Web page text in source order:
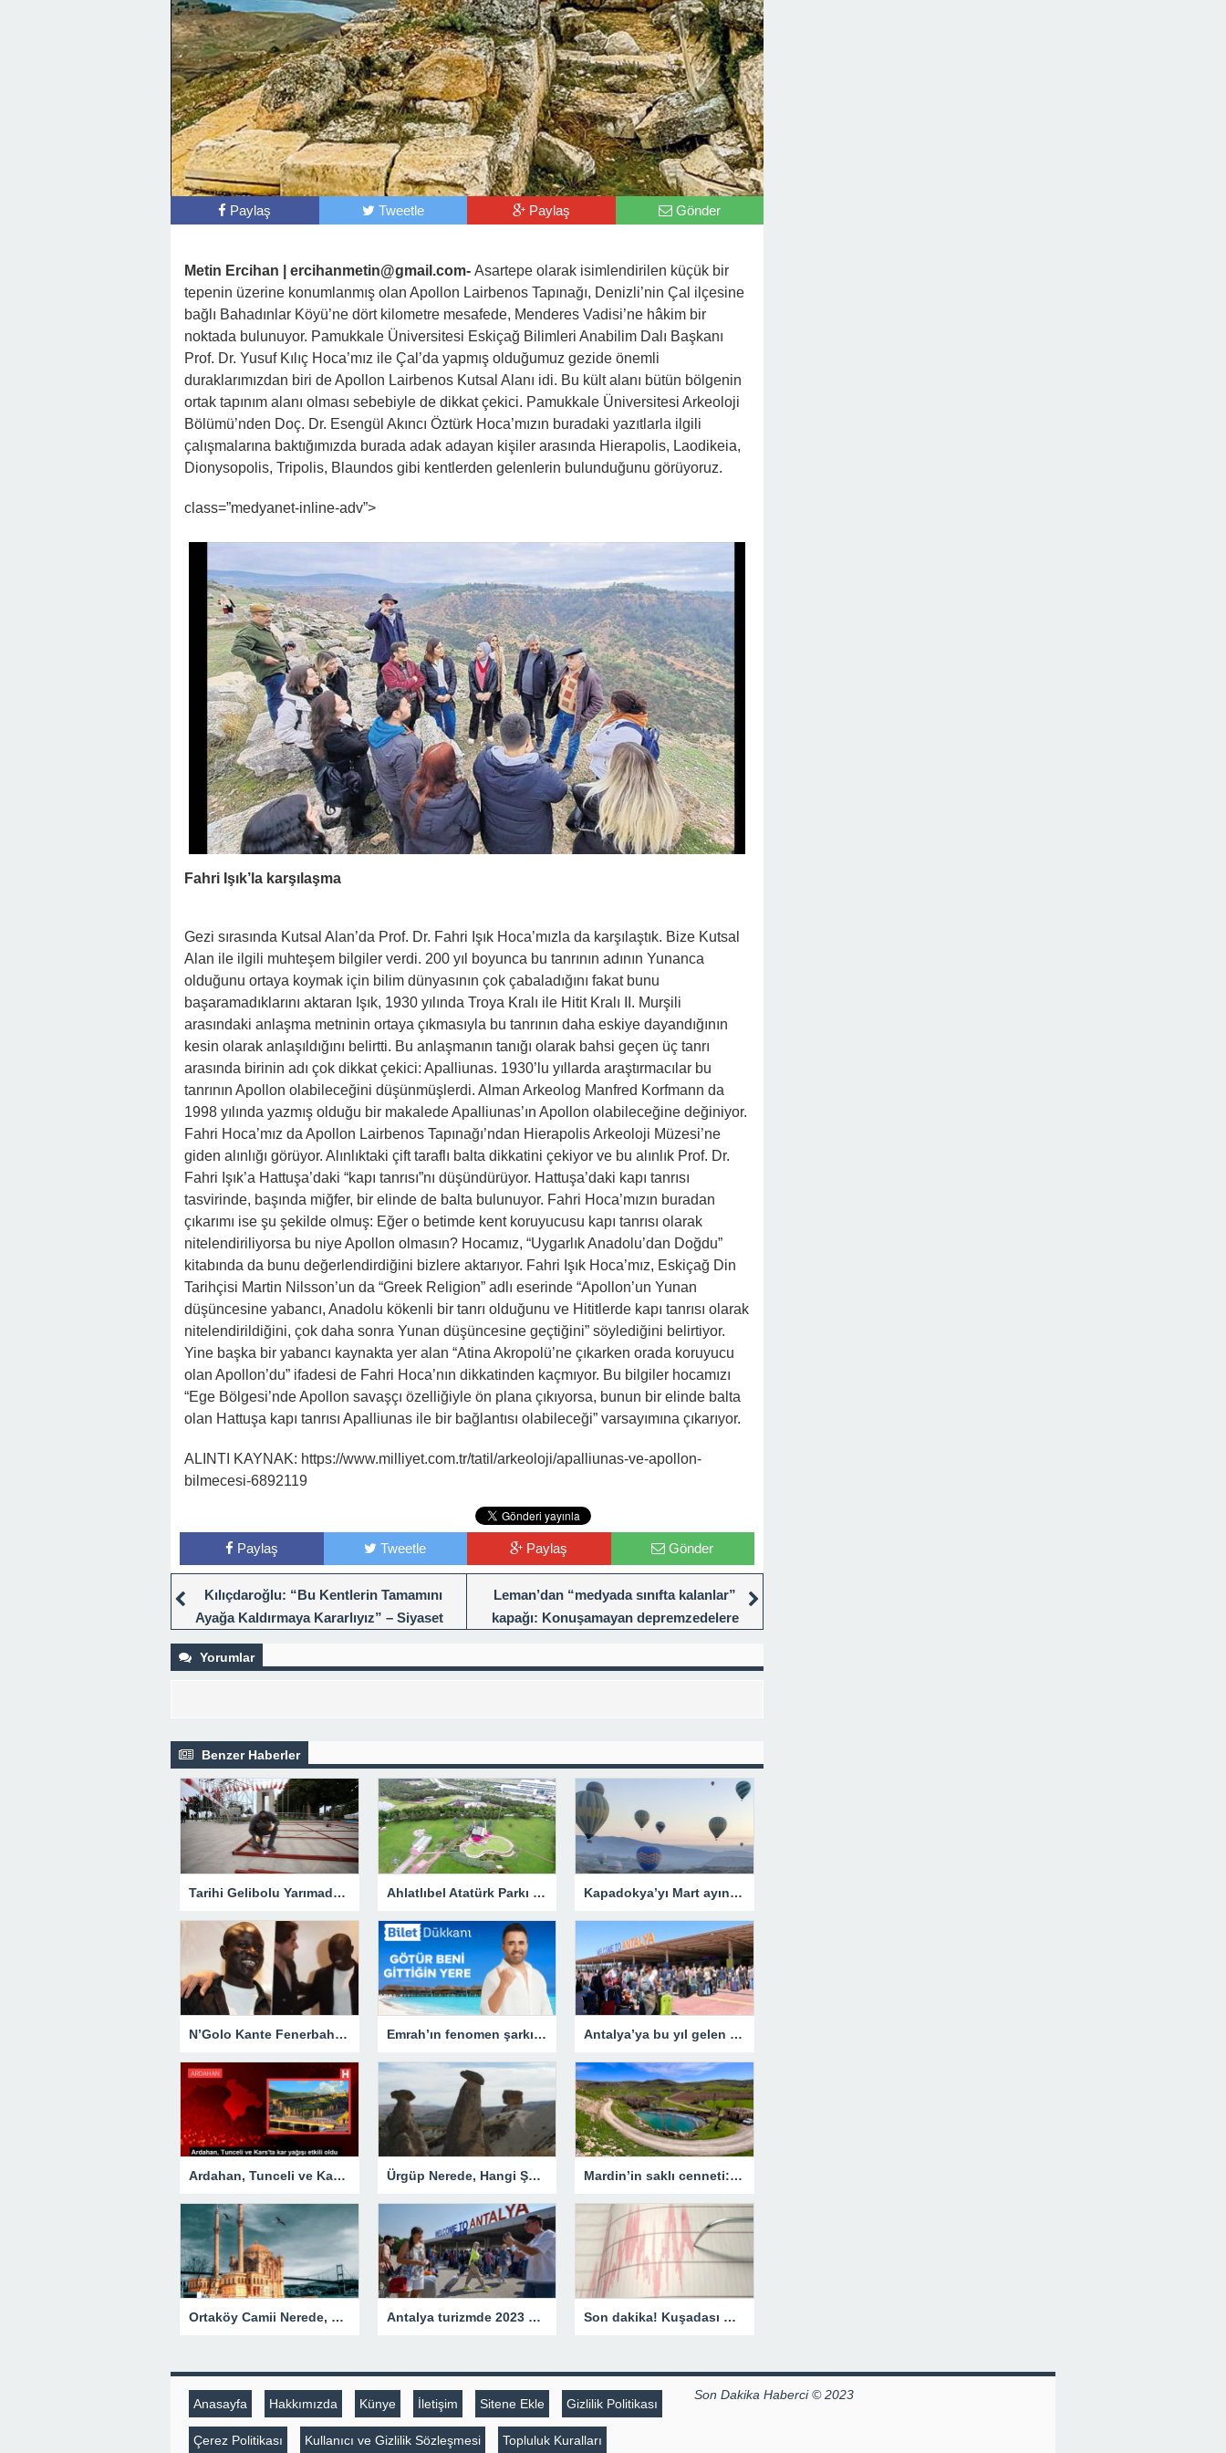
Paylaş Tweetle Paylaş Gönder
Metin Ercihan | ercihanmetin@gmail.com- Asartepe olarak isimlendirilen küçük bir
tepenin üzerine konumlanmış olan Apollon Lairbenos Tapınağı, Denizli’nin Çal ilçesine
bağlı Bahadınlar Köyü’ne dört kilometre mesafede, Menderes Vadisi’ne hâkim bir
noktada bulunuyor. Pamukkale Üniversitesi Eskiçağ Bilimleri Anabilim Dalı Başkanı
Prof. Dr. Yusuf Kılıç Hoca’mız ile Çal’da yapmış olduğumuz gezide önemli
duraklarımızdan biri de Apollon Lairbenos Kutsal Alanı idi. Bu kült alanı bütün bölgenin
ortak tapınım alanı olması sebebiyle de dikkat çekici. Pamukkale Üniversitesi Arkeoloji
Bölümü’nden Doç. Dr. Esengül Akıncı Öztürk Hoca’mızın buradaki yazıtlarla ilgili
çalışmalarına baktığımızda burada adak adayan kişiler arasında Hierapolis, Laodikeia,
Dionysopolis, Tripolis, Blaundos gibi kentlerden gelenlerin bulunduğunu görüyoruz.
class=”medyanet-inline-adv”>
Fahri Işık’la karşılaşma
Gezi sırasında Kutsal Alan’da Prof. Dr. Fahri Işık Hoca’mızla da karşılaştık. Bize Kutsal
Alan ile ilgili muhteşem bilgiler verdi. 200 yıl boyunca bu tanrının adının Yunanca
olduğunu ortaya koymak için bilim dünyasının çok çabaladığını fakat bunu
başaramadıklarını aktaran Işık, 1930 yılında Troya Kralı ile Hitit Kralı II. Murşili
arasındaki anlaşma metninin ortaya çıkmasıyla bu tanrının daha eskiye dayandığının
kesin olarak anlaşıldığını belirtti. Bu anlaşmanın tanığı olarak bahsi geçen üç tanrı
arasında birinin adı çok dikkat çekici: Apalliunas. 1930’lu yıllarda araştırmacılar bu
tanrının Apollon olabileceğini düşünmüşlerdi. Alman Arkeolog Manfred Korfmann da
1998 yılında yazmış olduğu bir makalede Apalliunas’ın Apollon olabileceğine değiniyor.
Fahri Hoca’mız da Apollon Lairbenos Tapınağı’ndan Hierapolis Arkeoloji Müzesi’ne
giden alınlığı görüyor. Alınlıktaki çift taraflı balta dikkatini çekiyor ve bu alınlık Prof. Dr.
Fahri Işık’a Hattuşa’daki “kapı tanrısı”nı düşündürüyor. Hattuşa’daki kapı tanrısı
tasvirinde, başında miğfer, bir elinde de balta bulunuyor. Fahri Hoca’mızın buradan
çıkarımı ise şu şekilde olmuş: Eğer o betimde kent koruyucusu kapı tanrısı olarak
nitelendiriliyorsa bu niye Apollon olmasın? Hocamız, “Uygarlık Anadolu’dan Doğdu”
kitabında da bunu değerlendirdiğini bizlere aktarıyor. Fahri Işık Hoca’mız, Eskiçağ Din
Tarihçisi Martin Nilsson’un da “Greek Religion” adlı eserinde “Apollon’un Yunan
düşüncesine yabancı, Anadolu kökenli bir tanrı olduğunu ve Hititlerde kapı tanrısı olarak
nitelendirildiğini, çok daha sonra Yunan düşüncesine geçtiğini” söylediğini belirtiyor.
Yine başka bir yabancı kaynakta yer alan “Atina Akropolü’ne çıkarken orada koruyucu
olan Apollon’du” ifadesi de Fahri Hoca’nın dikkatinden kaçmıyor. Bu bilgiler hocamızı
“Ege Bölgesi’nde Apollon savaşçı özelliğiyle ön plana çıkıyorsa, bunun bir elinde balta
olan Hattuşa kapı tanrısı Apalliunas ile bir bağlantısı olabileceği” varsayımına çıkarıyor.
ALINTI KAYNAK: https://www.milliyet.com.tr/tatil/arkeoloji/apalliunas-ve-apollon-
bilmecesi-6892119
Paylaş Tweetle Paylaş Gönder
Kılıçdaroğlu: “Bu Kentlerin Tamamını
Ayağa Kaldırmaya Kararlıyız” – Siyaset
Leman’dan “medyada sınıfta kalanlar”
kapağı: Konuşamayan depremzedelere
Yorumlar
Benzer Haberler
Tarihi Gelibolu Yarımadası uluslararası törenlere hazırlanıyor Ahlatlıbel Atatürk Parkı Nerede, Nasıl Gidilir? Ahlatlıbel Atatürk Parkı Tarihi Ve Özellikleri… Kapadokya’yı Mart ayında 168 bin kişi gezdi
N’Golo Kante Fenerbahçe’yi değil, Beşiktaş’ı tercih etti: ‘Hayır hayır…’ Emrah’ın fenomen şarkısı Bilet Dükkanı’nın lansman sloganı oldu Antalya’ya bu yıl gelen yabancı turist sayısı 1 milyonu aştı
Ardahan, Tunceli ve Kars’ta kar yağışı etkili oldu Ürgüp Nerede, Hangi Şehirde? Ürgüp’e Nasıl Gidilir Ve Gezilecek Yerler Nelerdir? Mardin’in saklı cenneti: Karasu Çayı
Ortaköy Camii Nerede, Nasıl Gidilir? Ortaköy Camii Tarihi Ve Özellikleri… Antalya turizmde 2023 yılına rekorla başladı Son dakika! Kuşadası Körfezi’nde deprem
Anasayfa Hakkımızda Künye İletişim Sitene Ekle Gizlilik Politikası
Çerez Politikası Kullanıcı ve Gizlilik Sözleşmesi Topluluk Kuralları
Son Dakika Haberci © 2023